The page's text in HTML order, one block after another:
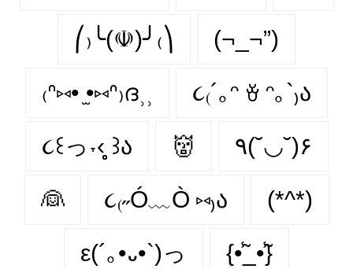
⎛₎╰(☫)╯₍⎞ (¬_¬”)
₍ᐢ⑅• ̫•⑅ᐢ₎ദ⸒⸒ ૮₍´｡ᵔ ꈊ ᵔ｡`₎ა
૮꒰っ˕‹̥̥̥ ꒱ა 👹 ٩(˘◡˘)۶
👰 ૮₍˶Ó﹏Ò ⑅₎ა (*^*)
ε(´｡•᎑•`)っ {•̃̾_•̃̾}